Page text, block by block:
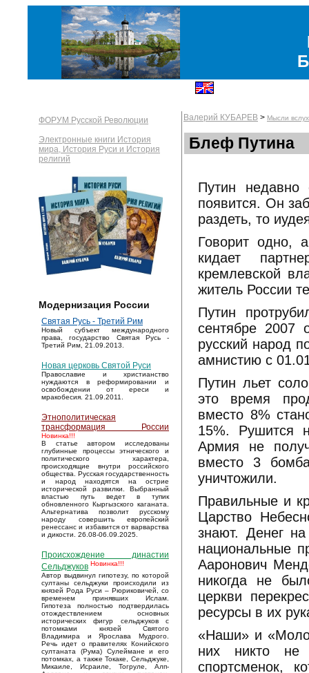
ФОРУМ Русской Революции
Электронные книги История
мира, История Руси и История
религий
Модернизация России
Святая Русь - Третий Рим
Новый субъект международного
права, государство Святая Русь -
Третий Рим, 21.09.2013.
Новая церковь Святой Руси
Православие и христианство
нуждаются в реформировании и
освобождении от ереси и
мракобесия. 21.09.2011.
Этнополитическая
трансформация России
Новинка!!!
В статье автором исследованы
глубинные процессы этнического и
политического характера,
происходящие внутри российского
общества. Русская государственность
и народ находятся на острие
исторической развилки. Выбранный
властью путь ведет в тупик
обновленного Кыргызского каганата.
Альтернатива позволит русскому
народу совершить европейский
ренессанс и избавится от варварства
и дикости. 26.08-06.09.2025.
Происхождение династии
Сельджуков Новинка!!!
Автор выдвинул гипотезу, по которой
султаны сельджуки происходили из
князей Рода Руси – Рюриковичей, со
временем принявших Ислам.
Гипотеза полностью подтвердилась
отождествлением основных
исторических фигур сельджуков с
потомками князей Святого
Владимира и Ярослава Мудрого.
Речь идет о правителях Конийского
султаната (Рума) Сулеймане и его
потомках, а также Токаке, Сельджуке,
Микаиле, Исраиле, Тогруле, Алп-
Валерий КУБАРЕВ > Мысли вслух
Блеф Путина
Путин недавно
появится. Он
раздеть, то
Говорит одно,
кидает
кремлевской
житель России
Путин
сентябре 2007
русский народ
амнистию с
Путин льет
это время
вместо 8%
15%. Рушится
Армия не
вместо 3
уничтожили.
Правильные и
Царство
знают. Денег
национальные
Ааронович
никогда не
церкви
ресурсы в их
«Наши» и
них никто не
спортсменок,